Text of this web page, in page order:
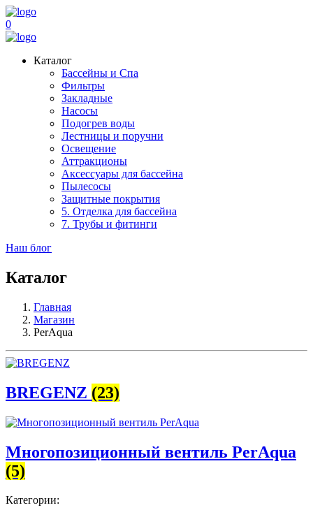
0
Каталог
Бассейны и Спа
Фильтры
Закладные
Насосы
Подогрев воды
Лестницы и поручни
Освещение
Аттракционы
Аксессуары для бассейна
Пылесосы
Защитные покрытия
5. Отделка для бассейна
7. Трубы и фитинги
Наш блог
Каталог
Главная
Магазин
PerAqua
BREGENZ (23)
Многопозиционный вентиль PerAqua
(5)
Категории: